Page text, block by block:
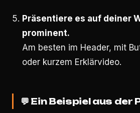
Präsentiere es auf deiner
prominent.
Am besten im Header, mit
oder kurzem Erklärvideo.
💬 Ein Beispiel aus der